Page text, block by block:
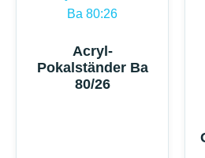
Acryl-
Pokalständer Ba
80/26